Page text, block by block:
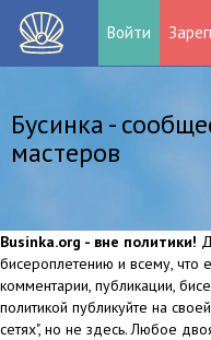
Войти
Бусинка -
мастеров
Businka.org - вне политики!
бисероплетению и всему, что
комментарии, публикации,
политикой публикуйте на
сетях", но не здесь. Любое